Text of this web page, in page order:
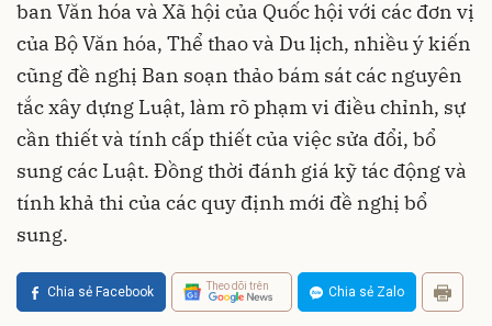
ban Văn hóa và Xã hội của Quốc hội với các đơn vị
của Bộ Văn hóa, Thể thao và Du lịch, nhiều ý kiến
cũng đề nghị Ban soạn thảo bám sát các nguyên
tắc xây dựng Luật, làm rõ phạm vi điều chỉnh, sự
cần thiết và tính cấp thiết của việc sửa đổi, bổ
sung các Luật. Đồng thời đánh giá kỹ tác động và
tính khả thi của các quy định mới đề nghị bổ
sung.
Chia sẻ Facebook Theo dõi trên Chia sẻ Zalo